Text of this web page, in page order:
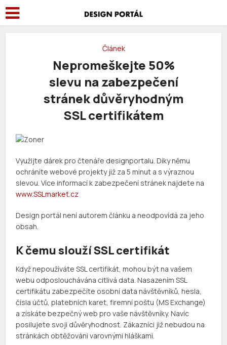
Článek
Nepromeškejte 50%
slevu na zabezpečení
stránek důvěryhodným
SSL certifikátem
Využijte dárek pro čtenáře designportalu. Díky němu
ochráníte webové projekty již za 5 minut a s výraznou
slevou. Více informací k zabezpečení stránek najdete na
www.SSLmarket.cz
Design portál není autorem článku a neodpovídá za jeho
obsah.
K čemu slouží SSL certifikát
Když nepoužíváte SSL certifikát, mohou být na vašem
webu odposlouchávána citlivá data. Nasazením SSL
certifikátu zabezpečíte osobní data návštěvníků, hesla,
čísla účtů, platebních karet, firemní poštu (MS Exchange)
a získáte bezpečný web pro vaše návštěvníky. Navíc
posilujete svoji důvěryhodnost. Zákazníci již nebudou na
stránkách obtěžováni varovnými hláškami.